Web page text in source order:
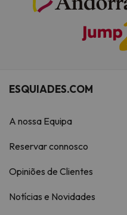
ESQUIADES.COM
A nossa Equipa
Reservar connosco
Opiniões de Clientes
Notícias e Novidades